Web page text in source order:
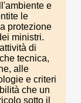
e
le
protezione
ministri.
di
tecnica,
alle
e criteri
che un
sotto il